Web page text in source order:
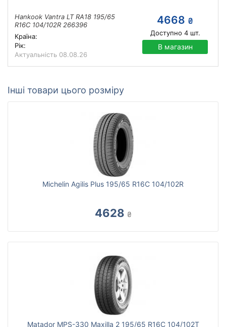
Hankook Vantra LT RA18 195/65
R16C 104/102R 266396
Країна:
Рік:
Актуальність 08.08.26
4668 ₴
Доступно 4шт.
В магазин
Інші товари цього розміру
Michelin Agilis Plus 195/65 R16C 104/102R
4628 ₴
Matador MPS-330 Maxilla 2 195/65 R16C 104/102T